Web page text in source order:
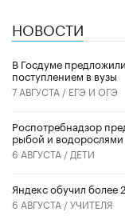
НОВОСТИ
В Госдуме
поступлением в вузы
7 АВГУСТА / ЕГЭ И ОГЭ
Роспотребнадзор
рыбой и водорослями
6 АВГУСТА / ДЕТИ
​Яндекс обучил более
6 АВГУСТА /УЧИТЕЛЯ